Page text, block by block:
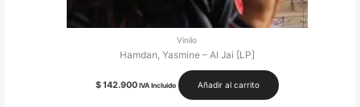
Vinilo
Hamdan, Yasmine – Al Jai [LP]
$142.900 IVA Incluido Añadir al carrito